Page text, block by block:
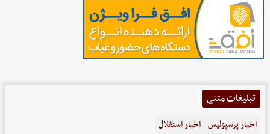
تبلیغات متنی
اخبار پرسپولیس اخبار استقلال